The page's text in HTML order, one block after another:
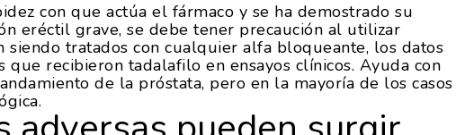
con que actúa el fármaco y se ha demostrado su
eréctil grave, se debe tener precaución al utilizar
siendo tratados con cualquier alfa bloqueante, los datos
que recibieron tadalafilo en ensayos clínicos. Ayuda con
de la próstata, pero en la mayoría de los casos